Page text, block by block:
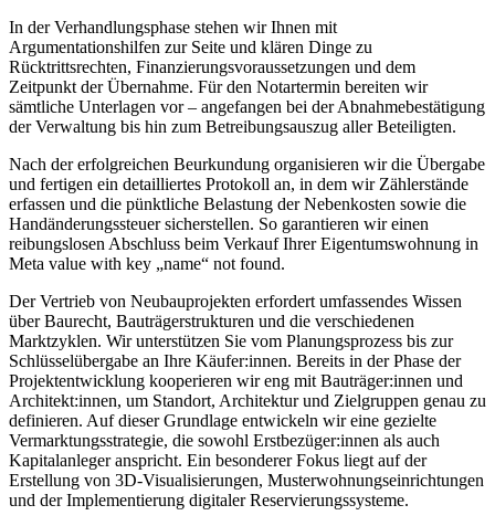
In der Verhandlungsphase stehen wir Ihnen mit
Argumentationshilfen zur Seite und klären Dinge zu
Rücktrittsrechten, Finanzierungsvoraussetzungen und dem
Zeitpunkt der Übernahme. Für den Notartermin bereiten wir
sämtliche Unterlagen vor – angefangen bei der Abnahmebestätigung
der Verwaltung bis hin zum Betreibungsauszug aller Beteiligten.
Nach der erfolgreichen Beurkundung organisieren wir die Übergabe
und fertigen ein detailliertes Protokoll an, in dem wir Zählerstände
erfassen und die pünktliche Belastung der Nebenkosten sowie die
Handänderungssteuer sicherstellen. So garantieren wir einen
reibungslosen Abschluss beim Verkauf Ihrer Eigentumswohnung in
Meta value with key „name“ not found.
Der Vertrieb von Neubauprojekten erfordert umfassendes Wissen
über Baurecht, Bauträgerstrukturen und die verschiedenen
Marktzyklen. Wir unterstützen Sie vom Planungsprozess bis zur
Schlüsselübergabe an Ihre Käufer:innen. Bereits in der Phase der
Projektentwicklung kooperieren wir eng mit Bauträger:innen und
Architekt:innen, um Standort, Architektur und Zielgruppen genau zu
definieren. Auf dieser Grundlage entwickeln wir eine gezielte
Vermarktungsstrategie, die sowohl Erstbezüger:innen als auch
Kapitalanleger anspricht. Ein besonderer Fokus liegt auf der
Erstellung von 3D-Visualisierungen, Musterwohnungseinrichtungen
und der Implementierung digitaler Reservierungssysteme.